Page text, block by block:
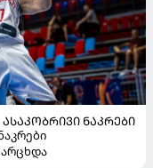
ᲐᲡᲐᲙᲝᲑᲠᲘᲕᲘ ᲜᲐᲙᲠᲔᲑᲘ